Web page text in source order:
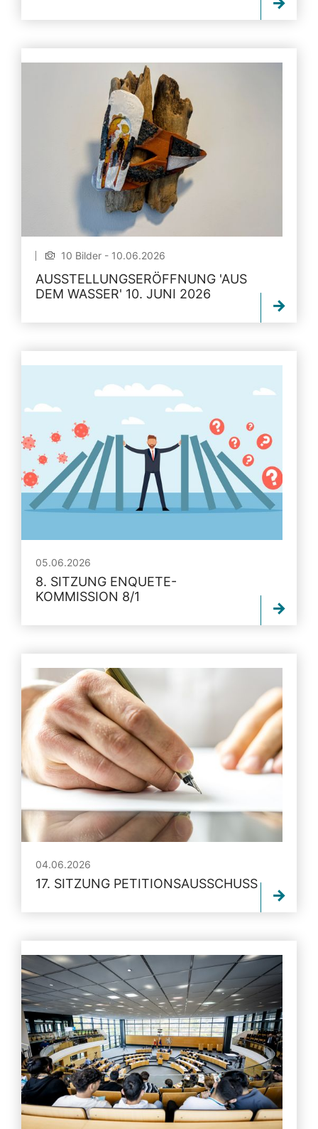
10 Bilder - 10.06.2026
AUSSTELLUNGSERÖFFNUNG 'AUS
DEM WASSER' 10. JUNI 2026
05.06.2026
8. SITZUNG ENQUETE-
KOMMISSION 8/1
04.06.2026
17. SITZUNG PETITIONSAUSSCHUSS